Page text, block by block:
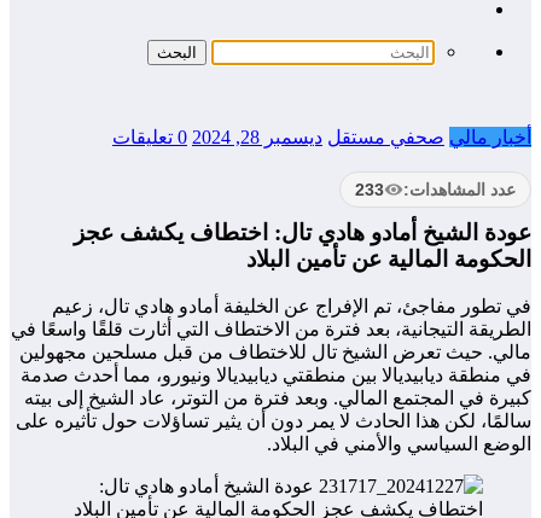
أخبار مالي صحفي مستقل ديسمبر 28, 2024 0 تعليقات
عدد المشاهدات: 233
عودة الشيخ أمادو هادي تال: اختطاف يكشف عجز
الحكومة المالية عن تأمين البلاد
في تطور مفاجئ، تم الإفراج عن الخليفة أمادو هادي تال، زعيم
الطريقة التيجانية، بعد فترة من الاختطاف التي أثارت قلقًا واسعًا في
مالي. حيث تعرض الشيخ تال للاختطاف من قبل مسلحين مجهولين
في منطقة ديابيديالا بين منطقتي ديابيديالا ونيورو، مما أحدث صدمة
كبيرة في المجتمع المالي. وبعد فترة من التوتر، عاد الشيخ إلى بيته
سالمًا، لكن هذا الحادث لا يمر دون أن يثير تساؤلات حول تأثيره على
الوضع السياسي والأمني في البلاد.